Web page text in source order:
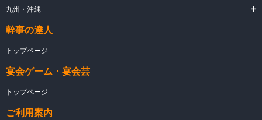
九州・沖縄
幹事の達人
トップページ
宴会ゲーム・宴会芸
トップページ
ご利用案内